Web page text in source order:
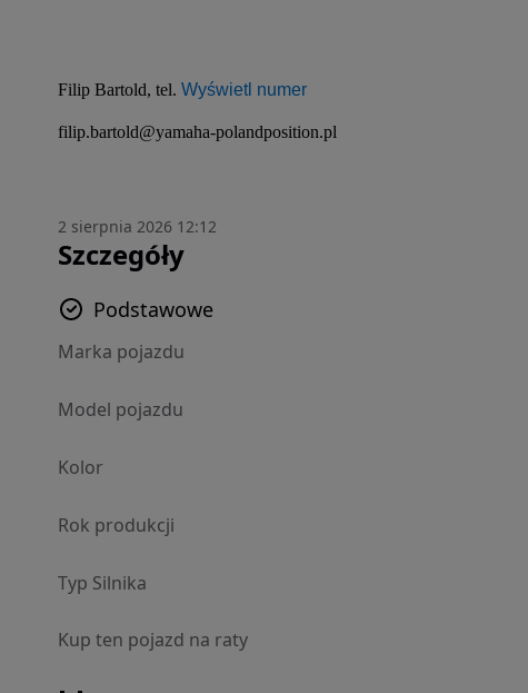
Filip Bartold, tel. Wyświetl numer
filip.bartold@yamaha-polandposition.pl
2 sierpnia 2026 12:12
Szczegóły
Podstawowe
Marka pojazdu
Model pojazdu
Kolor
Rok produkcji
Typ Silnika
Kup ten pojazd na raty